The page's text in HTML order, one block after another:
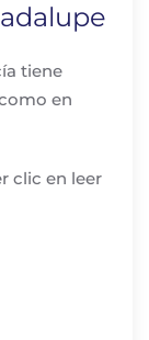
tiene
en
clic en leer